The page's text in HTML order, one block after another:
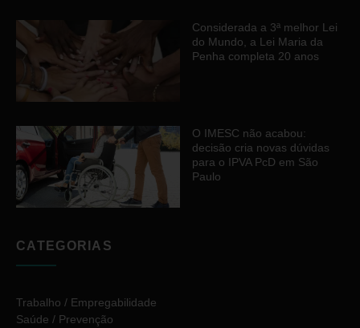
Considerada a 3ª melhor Lei
do Mundo, a Lei Maria da
Penha completa 20 anos
O IMESC não acabou:
decisão cria novas dúvidas
para o IPVA PcD em São
Paulo
CATEGORIAS
Trabalho / Empregabilidade
Saúde / Prevenção